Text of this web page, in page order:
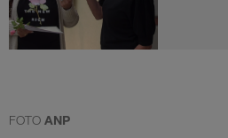
FOTO ANP